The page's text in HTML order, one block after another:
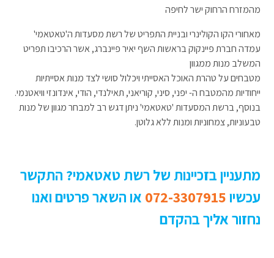
מהמזרח הרחוק ישר לחיפה
מאחורי הקו הקולינרי ובניית התפריט של רשת מסעדות ה'טאטאמי'
עמדה חברת פיינקוק בראשות השף יאיר פיינברג, אשר הרכיבו תפריט
המשלב מנות ממגוון
מטבחים על טהרת האוכל האסייתי ויכלול סושי לצד מנות אסייתיות
ייחודיות מהמטבח ה- יפני, סיני, קוריאני, תאילנדי, הודי, אינדונזי וויאטנמי.
בנוסף, ברשת המסעדות 'טאטאמי' ניתן דגש רב למבחר מגוון של מנות
טבעוניות, צמחוניות ומנות ללא גלוטן.
מתעניין בזכיינות של רשת טאטאמי? התקשר
עכשיו072-3307915 או השאר פרטים ואנו
נחזור אליך בהקדם